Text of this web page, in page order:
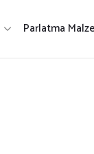
Parlatma